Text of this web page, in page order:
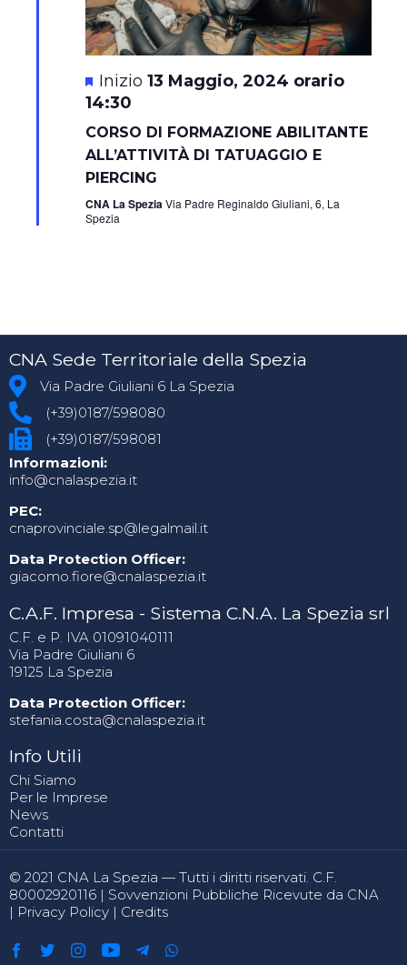
Segnalati 13 Maggio, 2024 orario
14:30
CORSO DI FORMAZIONE ABILITANTE
ALL’ATTIVITÀ DI TATUAGGIO E
PIERCING
CNA La SpeziaVia Padre Reginaldo Giuliani, 6, La
Spezia
CNA Sede Territoriale della Spezia
Via Padre Giuliani 6 La Spezia
(+39)0187/598080
(+39)0187/598081
Informazioni:
info@cnalaspezia.it
PEC:
cnaprovinciale.sp@legalmail.it
Data Protection Officer:
giacomo.fiore@cnalaspezia.it
C.A.F. Impresa - Sistema C.N.A. La Spezia srl
C.F. e P. IVA 01091040111
Via Padre Giuliani 6
19125 La Spezia
Data Protection Officer:
stefania.costa@cnalaspezia.it
Info Utili
Chi Siamo
Per le Imprese
News
Contatti
© 2021 CNA La Spezia — Tutti i diritti riservati. C.F.
80002920116 | Sovvenzioni Pubbliche Ricevute da CNA
| Privacy Policy | Credits